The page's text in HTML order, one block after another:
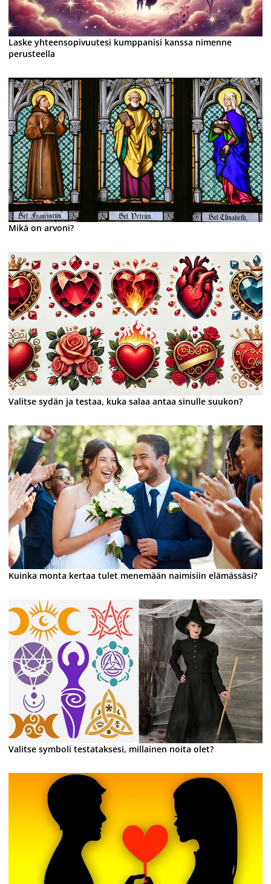
Laske yhteensopivuutesi kumppanisi kanssa nimenne
perusteella
Mikä on arvoni?
Valitse sydän ja testaa, kuka salaa antaa sinulle suukon?
Kuinka monta kertaa tulet menemään naimisiin elämässäsi?
Valitse symboli testataksesi, millainen noita olet?